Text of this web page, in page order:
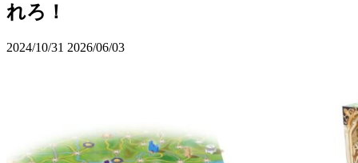
れろ！
2024/10/31 2026/06/03